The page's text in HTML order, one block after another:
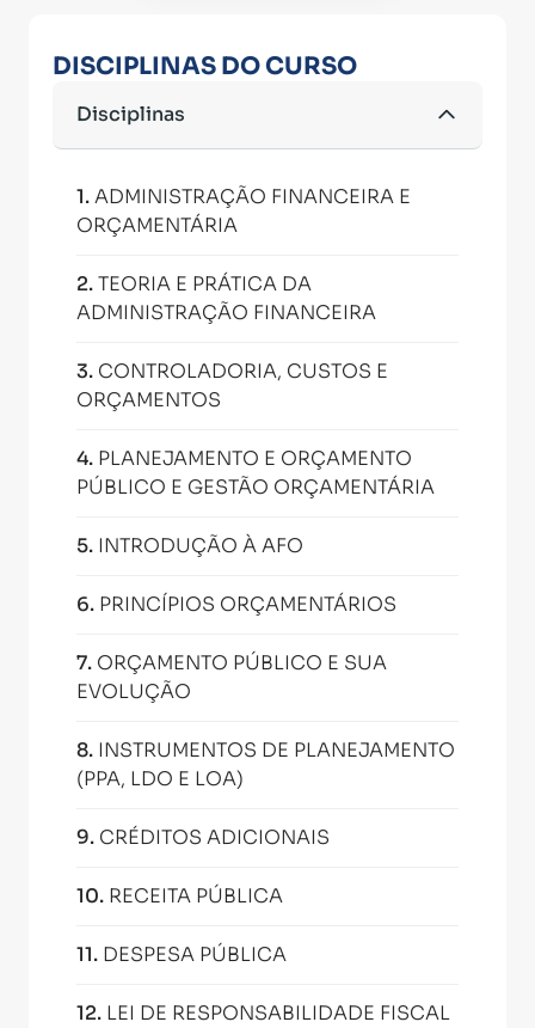
DISCIPLINAS DO CURSO
Disciplinas
1.ADMINISTRAÇÃO FINANCEIRA E
ORÇAMENTÁRIA
2.TEORIA E PRÁTICA DA
ADMINISTRAÇÃO FINANCEIRA
3. CONTROLADORIA, CUSTOS E
ORÇAMENTOS
4. PLANEJAMENTO E ORÇAMENTO
PÚBLICO E GESTÃO ORÇAMENTÁRIA
5. INTRODUÇÃO À AFO
6. PRINCÍPIOS ORÇAMENTÁRIOS
7. ORÇAMENTO PÚBLICO E SUA
EVOLUÇÃO
8. INSTRUMENTOS DE PLANEJAMENTO
(PPA, LDO E LOA)
9. CRÉDITOS ADICIONAIS
10. RECEITA PÚBLICA
11. DESPESA PÚBLICA
12. LEI DE RESPONSABILIDADE FISCAL